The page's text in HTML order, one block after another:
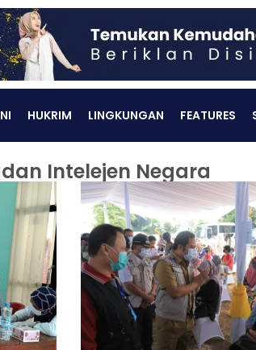
HUKRIM LINGKUNGAN FEATURES
Intelejen Negara